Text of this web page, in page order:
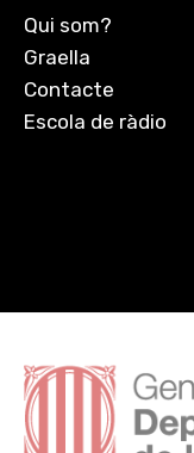
Qui som?
Graella
Contacte
Escola de ràdio